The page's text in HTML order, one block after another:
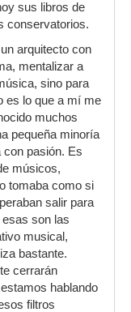
sus libros de
conservatorios.
arquitecto con
mentalizar a
sino para
es lo que a mí me
muchos
pequeña minoría
pasión. Es
músicos,
tomaba como si
salir para
son las
musical,
bastante.
cerrarán
hablando
filtros